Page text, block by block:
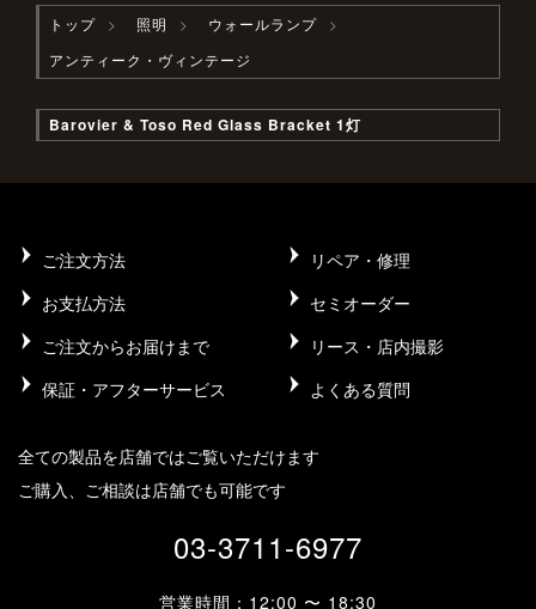
トップ 照明
ウォールランプ
アンティーク・ヴィンテージ
Barovier & Toso Red Glass Bracket 1灯
ご注文方法
リペア・修理
お支払方法
セミオーダー
ご注文からお届けまで
リース・店内撮影
保証・アフターサービス
よくある質問
全ての製品を店舗ではご覧いただけます
ご購入、ご相談は店舗でも可能です
03-3711-6977
営業時間：12:00 〜 18:30